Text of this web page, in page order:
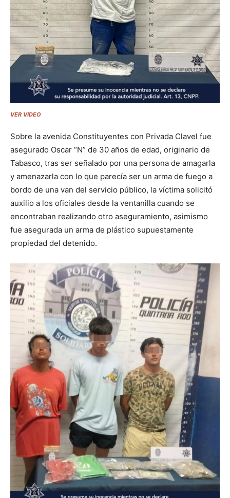
VER VIDEO
Sobre la avenida Constituyentes con Privada Clavel fue
asegurado Oscar “N” de 30 años de edad, originario de
Tabasco, tras ser señalado por una persona de amagarla
y amenazarla con lo que parecía ser un arma de fuego a
bordo de una van del servicio público, la víctima solicitó
auxilio a los oficiales desde la ventanilla cuando se
encontraban realizando otro aseguramiento, asimismo
fue asegurada un arma de plástico supuestamente
propiedad del detenido.